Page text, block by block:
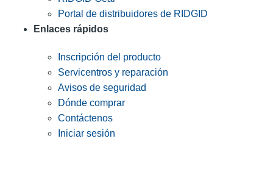
Portal de distribuidores de RIDGID
Enlaces rápidos
Inscripción del producto
Servicentros y reparación
Avisos de seguridad
Dónde comprar
Contáctenos
Iniciar sesión